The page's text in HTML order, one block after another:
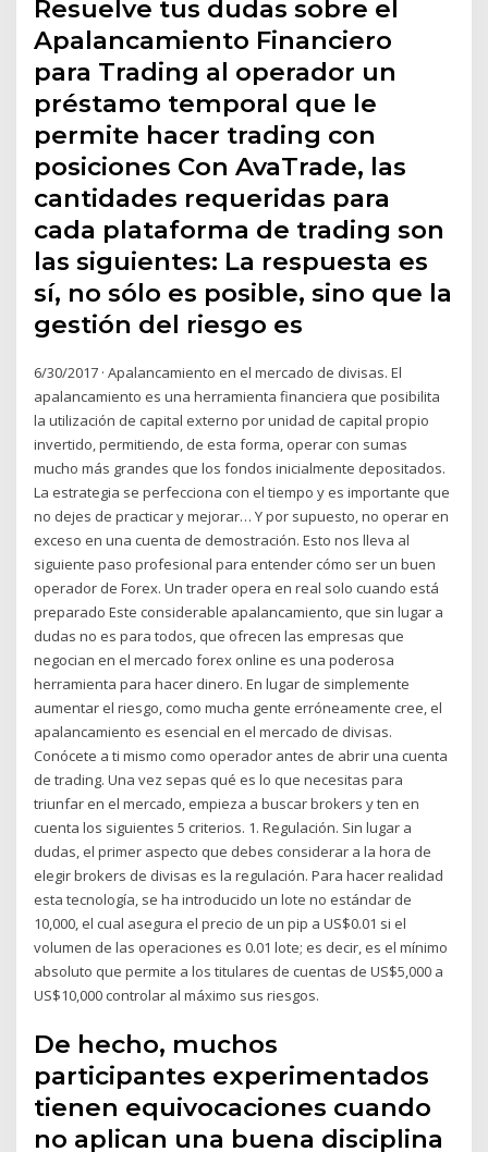
Resuelve tus dudas sobre el
Apalancamiento Financiero
para Trading al operador un
préstamo temporal que le
permite hacer trading con
posiciones Con AvaTrade, las
cantidades requeridas para
cada plataforma de trading son
las siguientes: La respuesta es
sí, no sólo es posible, sino que la
gestión del riesgo es
6/30/2017 · Apalancamiento en el mercado de divisas. El
apalancamiento es una herramienta financiera que posibilita
la utilización de capital externo por unidad de capital propio
invertido, permitiendo, de esta forma, operar con sumas
mucho más grandes que los fondos inicialmente depositados.
La estrategia se perfecciona con el tiempo y es importante que
no dejes de practicar y mejorar… Y por supuesto, no operar en
exceso en una cuenta de demostración. Esto nos lleva al
siguiente paso profesional para entender cómo ser un buen
operador de Forex. Un trader opera en real solo cuando está
preparado Este considerable apalancamiento, que sin lugar a
dudas no es para todos, que ofrecen las empresas que
negocian en el mercado forex online es una poderosa
herramienta para hacer dinero. En lugar de simplemente
aumentar el riesgo, como mucha gente erróneamente cree, el
apalancamiento es esencial en el mercado de divisas.
Conócete a ti mismo como operador antes de abrir una cuenta
de trading. Una vez sepas qué es lo que necesitas para
triunfar en el mercado, empieza a buscar brokers y ten en
cuenta los siguientes 5 criterios. 1. Regulación. Sin lugar a
dudas, el primer aspecto que debes considerar a la hora de
elegir brokers de divisas es la regulación. Para hacer realidad
esta tecnología, se ha introducido un lote no estándar de
10,000, el cual asegura el precio de un pip a US$0.01 si el
volumen de las operaciones es 0.01 lote; es decir, es el mínimo
absoluto que permite a los titulares de cuentas de US$5,000 a
US$10,000 controlar al máximo sus riesgos.
De hecho, muchos
participantes experimentados
tienen equivocaciones cuando
no aplican una buena disciplina